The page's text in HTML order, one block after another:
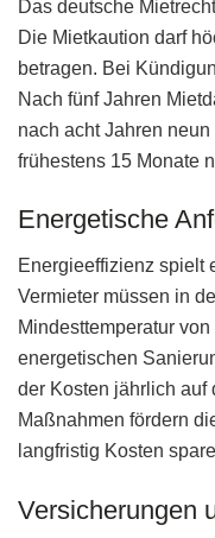
Das deutsche
Die Mietkaution darf
betragen. Bei
Nach fünf Jahren
nach acht Jahren
frühestens 15 Monate
Energetische
Energieeffizienz spielt
Vermieter müssen in
Mindesttemperatur
energetischen
der Kosten jährlich auf
Maßnahmen fördern
langfristig Kosten
Versicherungen